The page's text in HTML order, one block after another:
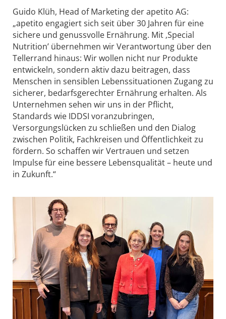
Guido Klüh, Head of Marketing der apetito AG:
„apetito engagiert sich seit über 30 Jahren für eine
sichere und genussvolle Ernährung. Mit ‚Special
Nutrition’ übernehmen wir Verantwortung über den
Tellerrand hinaus: Wir wollen nicht nur Produkte
entwickeln, sondern aktiv dazu beitragen, dass
Menschen in sensiblen Lebenssituationen Zugang zu
sicherer, bedarfsgerechter Ernährung erhalten. Als
Unternehmen sehen wir uns in der Pflicht,
Standards wie IDDSI voranzubringen,
Versorgungslücken zu schließen und den Dialog
zwischen Politik, Fachkreisen und Öffentlichkeit zu
fördern. So schaffen wir Vertrauen und setzen
Impulse für eine bessere Lebensqualität – heute und
in Zukunft.“